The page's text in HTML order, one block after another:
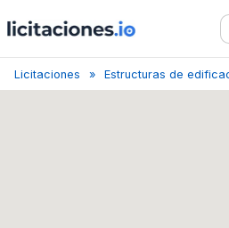
Licitaciones Estructuras de